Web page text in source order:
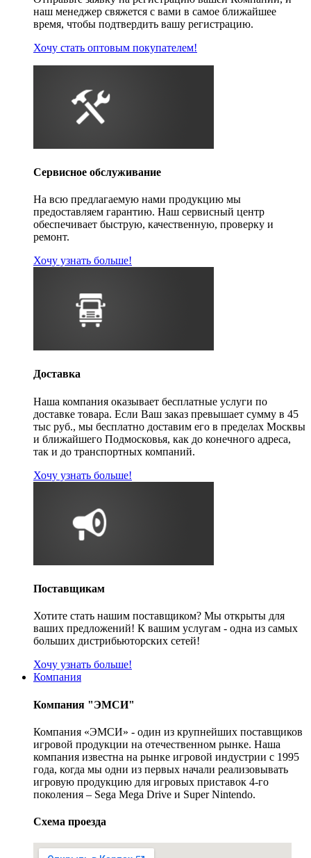
наш менеджер свяжется с вами в самое ближайшее
время, чтобы подтвердить вашу регистрацию.
Хочу стать оптовым покупателем!
Сервисное обслуживание
На всю предлагаемую нами продукцию мы
предоставляем гарантию. Наш сервисный центр
обеспечивает быструю, качественную, проверку и
ремонт.
Хочу узнать больше!
Доставка
Наша компания оказывает бесплатные услуги по
доставке товара. Если Ваш заказ превышает сумму в 45
тыс руб., мы бесплатно доставим его в пределах Москвы
и ближайшего Подмосковья, как до конечного адреса,
так и до транспортных компаний.
Хочу узнать больше!
Поставщикам
Хотите стать нашим поставщиком? Мы открыты для
ваших предложений! К вашим услугам - одна из самых
больших дистрибьюторских сетей!
Хочу узнать больше!
Компания
Компания "ЭМСИ"
Компания «ЭМСИ» - один из крупнейших поставщиков
игровой продукции на отечественном рынке. Наша
компания известна на рынке игровой индустрии с 1995
года, когда мы одни из первых начали реализовывать
игровую продукцию для игровых приставок 4-го
поколения – Sega Mega Drive и Super Nintendo.
Схема проезда